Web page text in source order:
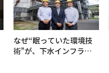
なぜ“眠っていた環境技
術”が、下水インフラを